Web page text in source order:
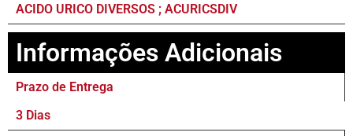
ACIDO URICO DIVERSOS ; ACURICSDIV
Informações Adicionais
Prazo de Entrega
3 Dias